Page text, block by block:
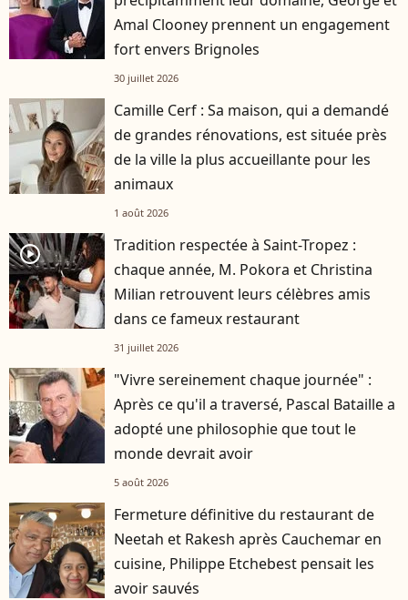
Amal Clooney prennent un engagement
fort envers Brignoles
30 juillet 2026
Camille Cerf : Sa maison, qui a demandé
de grandes rénovations, est située près
de la ville la plus accueillante pour les
animaux
1 août 2026
player2
Tradition respectée à Saint-Tropez :
chaque année, M. Pokora et Christina
Milian retrouvent leurs célèbres amis
dans ce fameux restaurant
31 juillet 2026
"Vivre sereinement chaque journée" :
Après ce qu'il a traversé, Pascal Bataille a
adopté une philosophie que tout le
monde devrait avoir
5 août 2026
Fermeture définitive du restaurant de
Neetah et Rakesh après Cauchemar en
cuisine, Philippe Etchebest pensait les
avoir sauvés